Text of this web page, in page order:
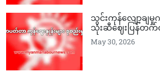
သွင်းကုန်လျော့ချ
သုံးဆီဈေးပြန်တ
May 30, 2026